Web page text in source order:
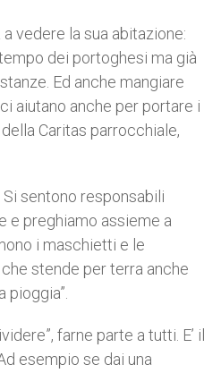
vedere la sua abitazione:
dei portoghesi ma già
Ed anche mangiare
aiutano anche per portare i
Caritas parrocchiale,
sentono responsabili
e preghiamo assieme a
i maschietti e le
stende per terra anche
farne parte a tutti. E’ il
esempio se dai una